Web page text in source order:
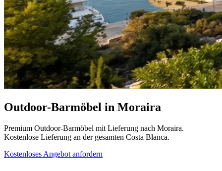
Outdoor-Barmöbel in Moraira
Premium Outdoor-Barmöbel mit Lieferung nach Moraira.
Kostenlose Lieferung an der gesamten Costa Blanca.
Kostenloses Angebot anfordern